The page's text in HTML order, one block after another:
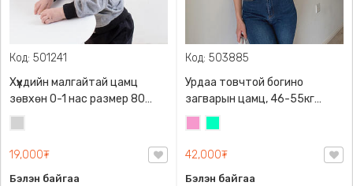
Код: 501241
Хүүхдийн малгайтай цамц
зөвхөн 0-1 нас размер 80
сонголттой
19,000₮
Бэлэн байгаа
Код: 503885
Урдаа товчтой богино
загварын цамц, 46-55кг
жинд таарна
42,000₮
Бэлэн байгаа